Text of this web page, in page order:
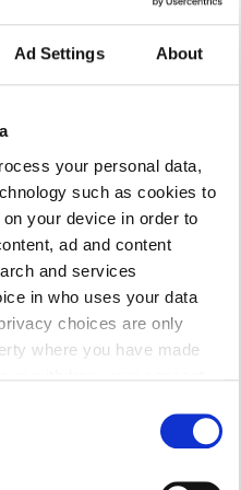
Ad Settings About
your personal data,
such as cookies to
your device in order to
ad and content
and services
in who uses your data
choices are only
where you have made
Gdańskim